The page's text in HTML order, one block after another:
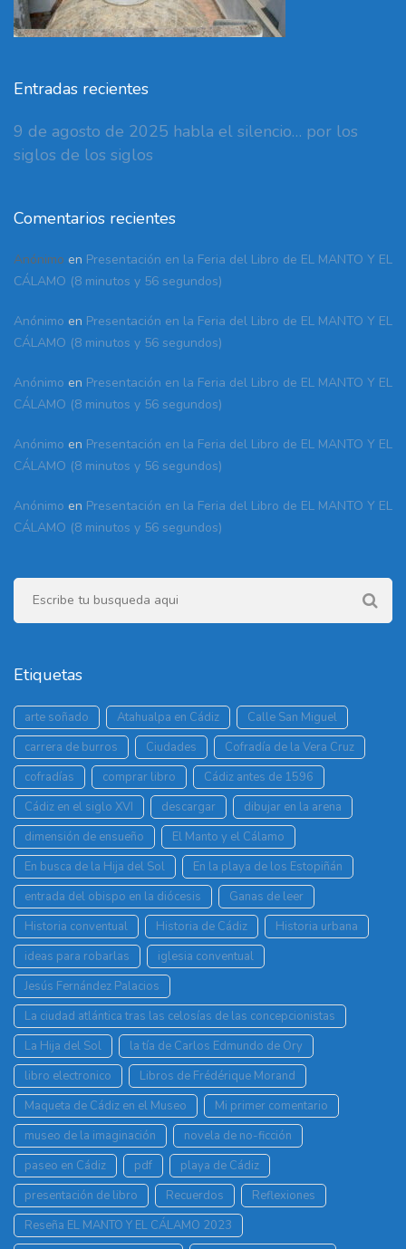
Entradas recientes
9 de agosto de 2025 habla el silencio… por los
siglos de los siglos
Comentarios recientes
Anónimo en Presentación en la Feria del Libro de EL MANTO Y EL
CÁLAMO (8 minutos y 56 segundos)
Anónimo en Presentación en la Feria del Libro de EL MANTO Y EL
CÁLAMO (8 minutos y 56 segundos)
Anónimo en Presentación en la Feria del Libro de EL MANTO Y EL
CÁLAMO (8 minutos y 56 segundos)
Anónimo en Presentación en la Feria del Libro de EL MANTO Y EL
CÁLAMO (8 minutos y 56 segundos)
Anónimo en Presentación en la Feria del Libro de EL MANTO Y EL
CÁLAMO (8 minutos y 56 segundos)
Etiquetas
arte soñado Atahualpa en Cádiz
Calle San Miguel
carrera de burros
Ciudades
Cofradía de la Vera Cruz
cofradías
comprar libro
Cádiz antes de 1596
Cádiz en el siglo XVI
descargar
dibujar en la arena
dimensión de ensueño
El Manto y el Cálamo
En busca de la Hija del Sol
En la playa de los Estopiñán
entrada del obispo en la diócesis
Ganas de leer
Historia conventual
Historia de Cádiz
Historia urbana
ideas para robarlas
iglesia conventual
Jesús Fernández Palacios
La ciudad atlántica tras las celosías de las concepcionistas
La Hija del Sol
la tía de Carlos Edmundo de Ory
libro electronico
Libros de Frédérique Morand
Maqueta de Cádiz en el Museo
Mi primer comentario
museo de la imaginación
novela de no-ficción
paseo en Cádiz
pdf
playa de Cádiz
presentación de libro
Recuerdos
Reflexiones
Reseña EL MANTO Y EL CÁLAMO 2023